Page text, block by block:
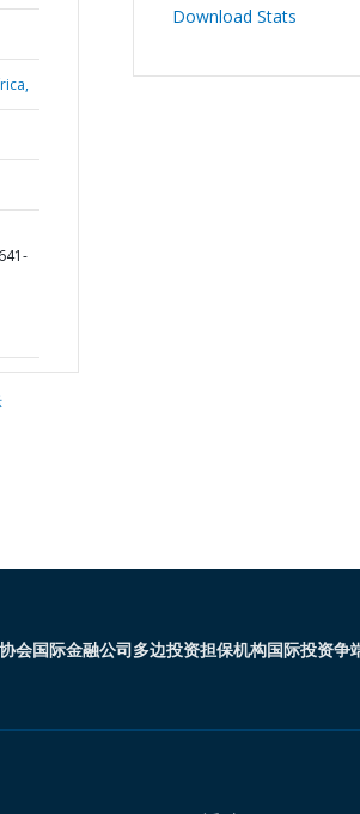
Download Stats
会国际金融公司多边投资担保机构国际投资争